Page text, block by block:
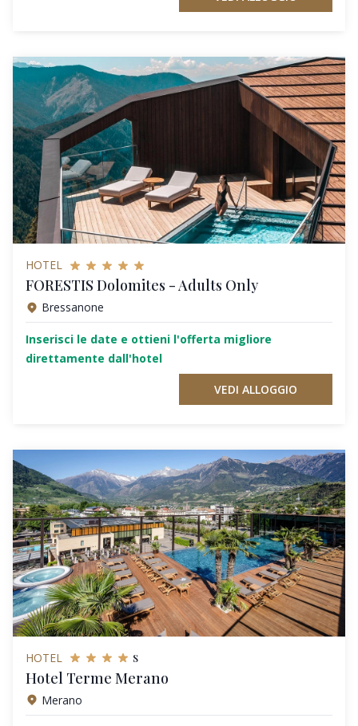
HOTEL
FORESTIS Dolomites - Adults Only
Bressanone
Inserisci le date e ottieni l'offerta migliore
direttamente dall'hotel
VEDI ALLOGGIO
HOTEL s
Hotel Terme Merano
Merano